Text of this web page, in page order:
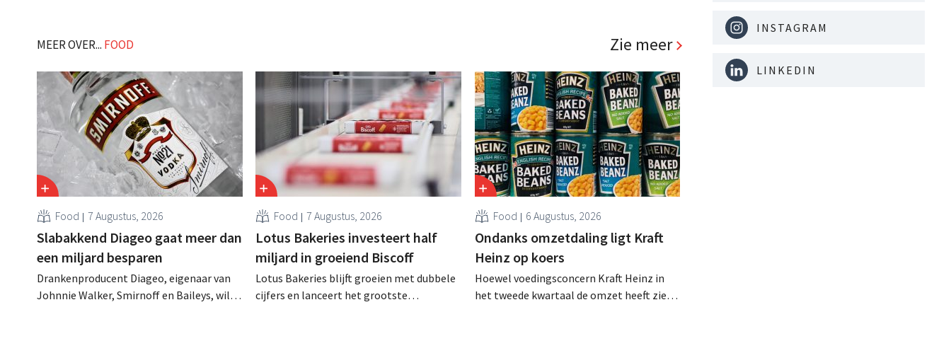
MEER OVER... FOOD Zie meer
Food 7 Augustus, 2026
Slabakkend Diageo gaat meer dan
een miljard besparen
Drankenproducent Diageo, eigenaar van
Johnnie Walker, Smirnoff en Baileys, wil
Food 7 Augustus, 2026
Lotus Bakeries investeert half
miljard in groeiend Biscoff
Lotus Bakeries blijft groeien met dubbele
cijfers en lanceert het grootste
Food 6 Augustus, 2026
Ondanks omzetdaling ligt Kraft
Heinz op koers
Hoewel voedingsconcern Kraft Heinz in
het tweede kwartaal de omzet heeft zien
INSTAGRAM
LINKEDIN